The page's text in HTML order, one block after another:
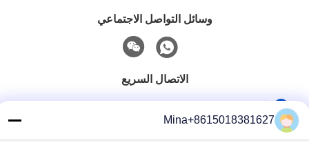
وسائل التواصل الاجتماعي
الاتصال السريع
Mina+8615018381627